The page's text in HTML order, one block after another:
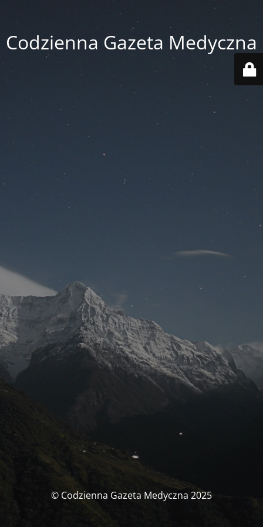
Codzienna Gazeta Medyczna
© Codzienna Gazeta Medyczna 2025